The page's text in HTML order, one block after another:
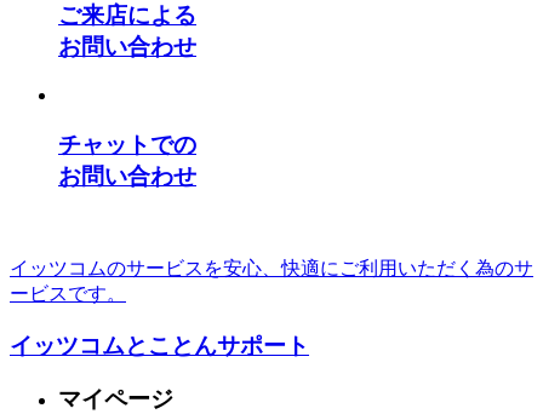
ご来店による
お問い合わせ
チャットでの
お問い合わせ
イッツコムのサービスを安心、快適にご利用いただく為のサ
ービスです。
イッツコムとことんサポート
マイページ